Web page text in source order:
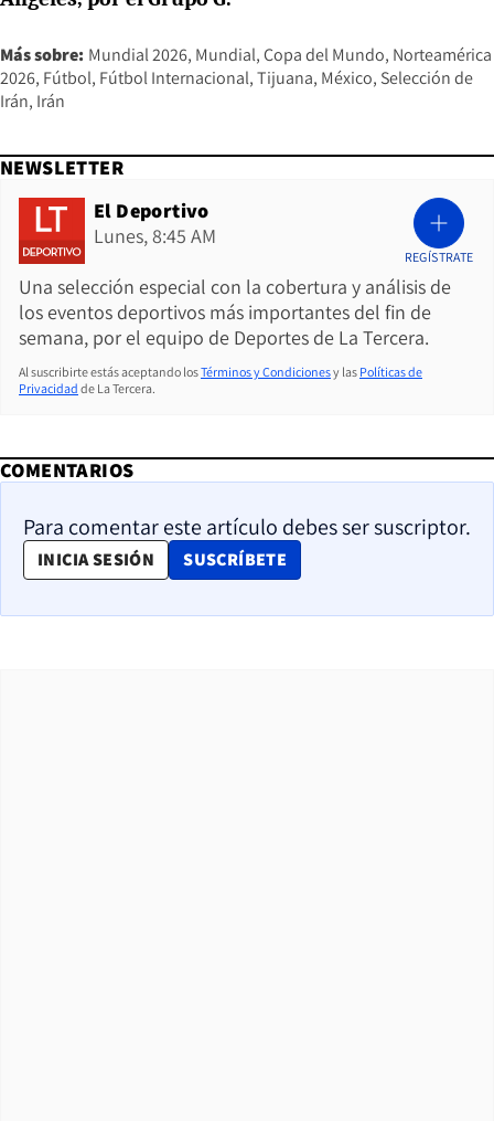
Más sobre: Mundial 2026 Mundial Copa del Mundo Norteamérica
2026 Fútbol Fútbol Internacional Tijuana México Selección de
Irán Irán
NEWSLETTER
El Deportivo
Lunes, 8:45 AM
Una selección especial con la cobertura y análisis de
los eventos deportivos más importantes del fin de
semana, por el equipo de Deportes de La Tercera.
REGÍSTRATE
Al suscribirte estás aceptando losTérminos y Condicionesy las Políticas de
Privacidad de La Tercera.
COMENTARIOS
Para comentar este artículo debes ser suscriptor.
INICIA SESIÓN SUSCRÍBETE
OPENS IN NEW WINDOW